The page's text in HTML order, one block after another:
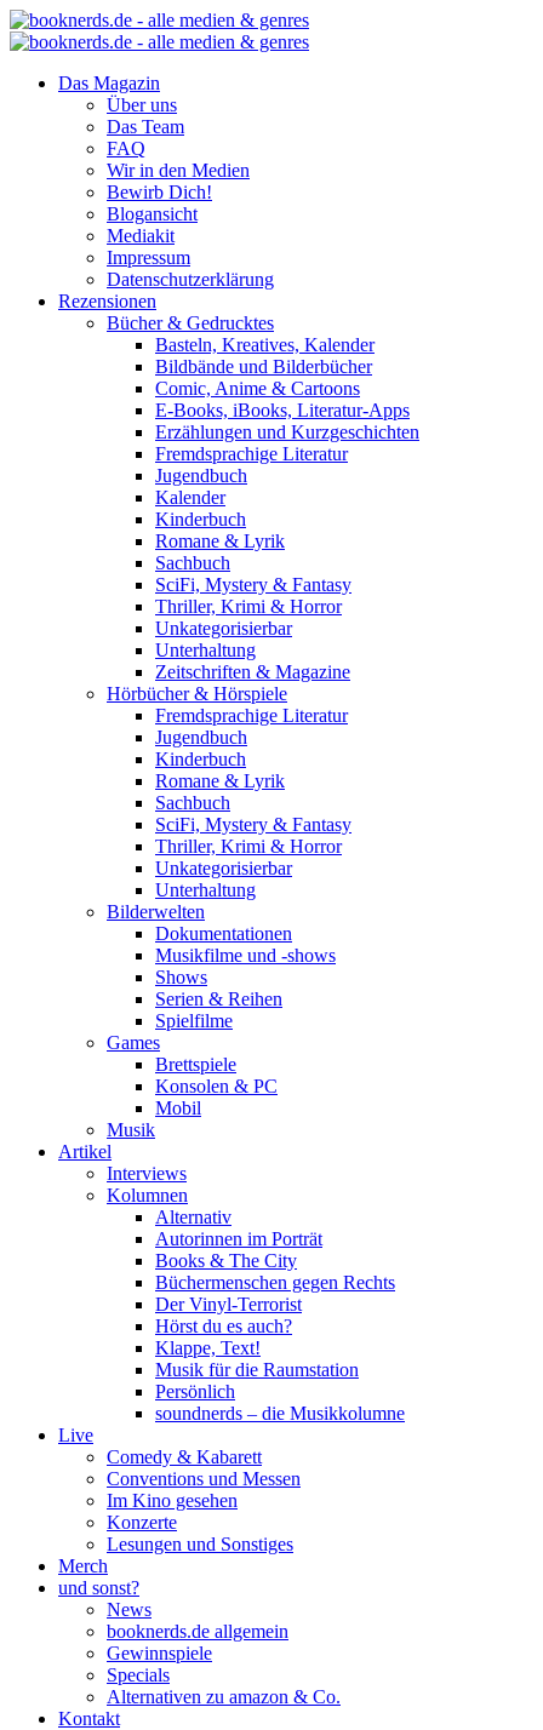
Das Magazin
Über uns
Das Team
FAQ
Wir in den Medien
Bewirb Dich!
Blogansicht
Mediakit
Impressum
Datenschutzerklärung
Rezensionen
Bücher & Gedrucktes
Basteln, Kreatives, Kalender
Bildbände und Bilderbücher
Comic, Anime & Cartoons
E-Books, iBooks, Literatur-Apps
Erzählungen und Kurzgeschichten
Fremdsprachige Literatur
Jugendbuch
Kalender
Kinderbuch
Romane & Lyrik
Sachbuch
SciFi, Mystery & Fantasy
Thriller, Krimi & Horror
Unkategorisierbar
Unterhaltung
Zeitschriften & Magazine
Hörbücher & Hörspiele
Fremdsprachige Literatur
Jugendbuch
Kinderbuch
Romane & Lyrik
Sachbuch
SciFi, Mystery & Fantasy
Thriller, Krimi & Horror
Unkategorisierbar
Unterhaltung
Bilderwelten
Dokumentationen
Musikfilme und -shows
Shows
Serien & Reihen
Spielfilme
Games
Brettspiele
Konsolen & PC
Mobil
Musik
Artikel
Interviews
Kolumnen
Alternativ
Autorinnen im Porträt
Books & The City
Büchermenschen gegen Rechts
Der Vinyl-Terrorist
Hörst du es auch?
Klappe, Text!
Musik für die Raumstation
Persönlich
soundnerds – die Musikkolumne
Live
Comedy & Kabarett
Conventions und Messen
Im Kino gesehen
Konzerte
Lesungen und Sonstiges
Merch
und sonst?
News
booknerds.de allgemein
Gewinnspiele
Specials
Alternativen zu amazon & Co.
Kontakt